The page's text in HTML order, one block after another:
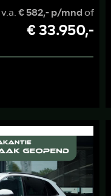
v.a.€ 582,- p/mndof
€ 33.950,-